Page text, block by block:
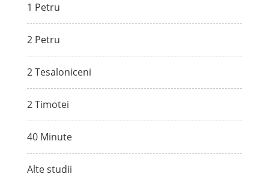
1 Petru
2 Petru
2 Tesaloniceni
2 Timotei
40 Minute
Alte studii